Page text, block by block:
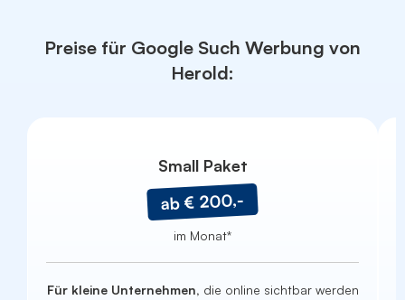
Preise für Google Such Werbung von
Herold:
Small Paket
ab € 200,-
im Monat*
Für kleine Unternehmen, die online sichtbar werden